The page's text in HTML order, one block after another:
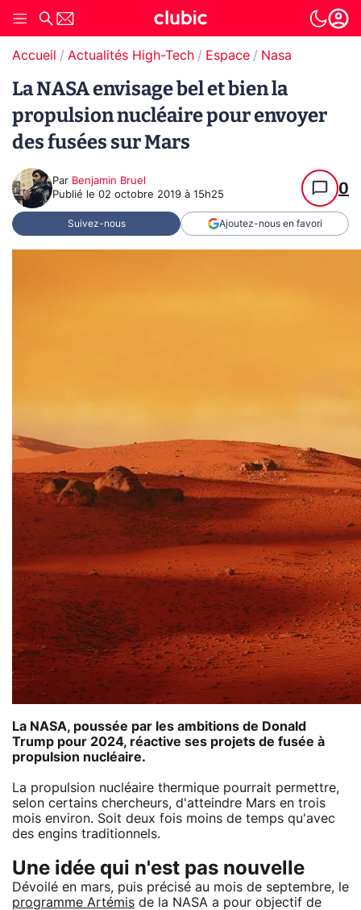
Accueil Actualités High-Tech Espace Nasa
La NASA envisage bel et bien la
propulsion nucléaire pour envoyer
des fusées sur Mars
Par Benjamin Bruel
Publié le 02 octobre 2019 à 15h25 0
Suivez-nous Ajoutez-nous en favori
La NASA, poussée par les ambitions de Donald
Trump pour 2024, réactive ses projets de fusée à
propulsion nucléaire.
La propulsion nucléaire thermique pourrait permettre,
selon certains chercheurs, d'atteindre Mars en trois
mois environ. Soit deux fois moins de temps qu'avec
des engins traditionnels.
Une idée qui n'est pas nouvelle
Dévoilé en mars, puis précisé au mois de septembre, le
programme Artémis de la NASA a pour objectif de